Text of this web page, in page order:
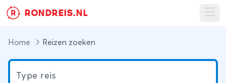
R RONDREIS.NL
Home Reizen zoeken
Type reis